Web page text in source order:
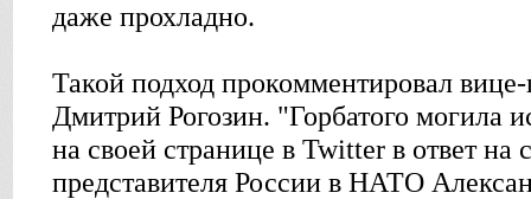
даже прохладно.
Такой подход прокомментировал
Дмитрий Рогозин. "Горбатого могила
на своей странице в Twitter в ответ на
представителя России в НАТО